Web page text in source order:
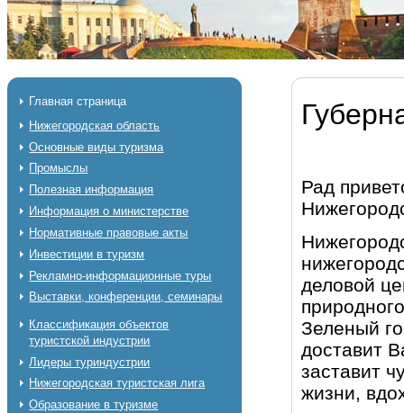
Главная страница
Нижегородская область
Основные виды туризма
Промыслы
Полезная информация
Информация о министерстве
Нормативные правовые акты
Инвестиции в туризм
Рекламно-информационные туры
Выставки, конференции, семинары
Классификация объектов
туристской индустрии
Лидеры туриндустрии
Нижегородская туристская лига
Образование в туризме
Рад
деловой
Зеленый
доставит
заставит
жизни,